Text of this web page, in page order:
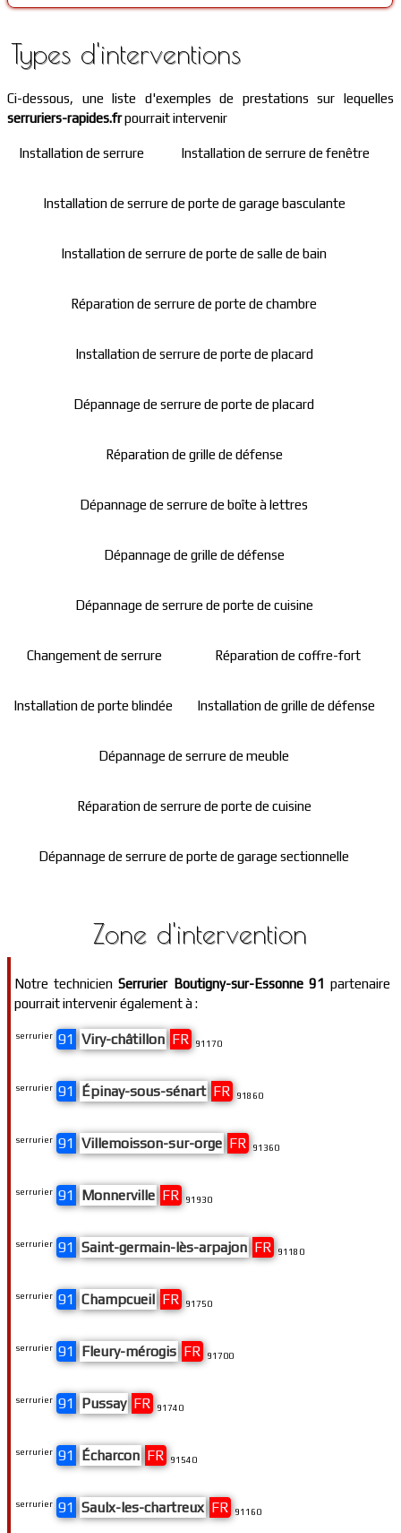
Types d'interventions
Ci-dessous, une liste d'exemples de prestations sur lequelles
serruriers-rapides.frpourrait intervenir
Installation de serrure Installation de serrure de fenêtre
Installation de serrure de porte de garage basculante
Installation de serrure de porte de salle de bain
Réparation de serrure de porte de chambre
Installation de serrure de porte de placard
Dépannage de serrure de porte de placard
Réparation de grille de défense
Dépannage de serrure de boîte à lettres
Dépannage de grille de défense
Dépannage de serrure de porte de cuisine
Changement de serrure Réparation de coffre-fort
Installation de porte blindée Installation de grille de défense
Dépannage de serrure de meuble
Réparation de serrure de porte de cuisine
Dépannage de serrure de porte de garage sectionnelle
Zone d'intervention
Notre technicienSerrurier Boutigny-sur-Essonne 91 partenaire
pourrait intervenir également à :
serrurier 91 Saulx-les-chartreux FR 91160
serrurier 91 Écharcon FR 91540
serrurier 91 Pussay FR 91740
serrurier 91 Fleury-mérogis FR 91700
serrurier 91 Champcueil FR 91750
serrurier 91 Saint-germain-lès-arpajon FR 91180
serrurier 91 Monnerville FR 91930
serrurier 91 Villemoisson-sur-orge FR 91360
serrurier 91 Épinay-sous-sénart FR 91860
serrurier 91 Viry-châtillon FR 91170